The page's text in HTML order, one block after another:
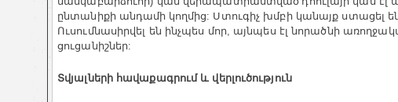
ընտանիքի անդամի կողմից: Ստուգիչ խմբի կանայք ստացել
Ուսումնասիրվել են ինչպես մոր, այնպես էլ նորածնի
ցուցանիշներ:
Տվյալների հավաքագրում և վերլուծություն